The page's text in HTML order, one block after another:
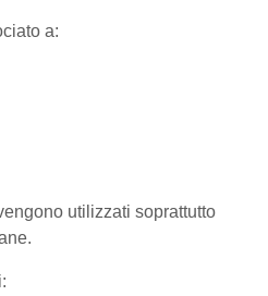
a:
utilizzati soprattutto